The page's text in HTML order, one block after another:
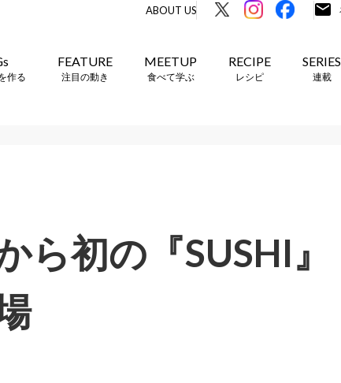
ABOUT US
作る
FEATURE
注目の動き
MEETUP
食べて学ぶ
RECIPE
レシピ
SERIES
連載
ら初の『SUSHI』